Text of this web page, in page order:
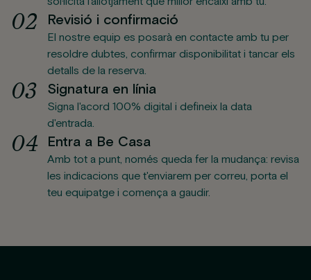
02 Revisió i confirmació
El nostre equip es posarà en contacte amb tu per
resoldre dubtes, confirmar disponibilitat i tancar els
detalls de la reserva.
03 Signatura en línia
Signa l'acord 100% digital i defineix la data
d'entrada.
04 Entra a Be Casa
Amb tot a punt, només queda fer la mudança: revisa
les indicacions que t'enviarem per correu, porta el
teu equipatge i comença a gaudir.